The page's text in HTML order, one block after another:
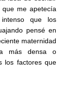
me apetecía
que los
pensé en
maternidad
más densa o
los factores que